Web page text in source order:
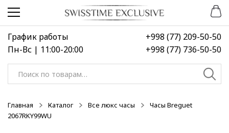
Перейти
навигации
Перейти
содержимому
График работы
Пн-Вс | 11:00-20:00
+998 (77) 209-50-50
+998 (77) 736-50-50
Искать:
Главная Каталог Все люкс часы
Часы Breguet
2067RKY99WU